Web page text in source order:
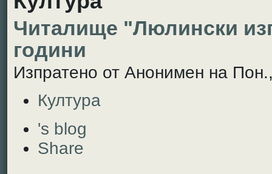
Читалище "Люлински
години
Изпратено от Анонимен на
Култура
's blog
Share